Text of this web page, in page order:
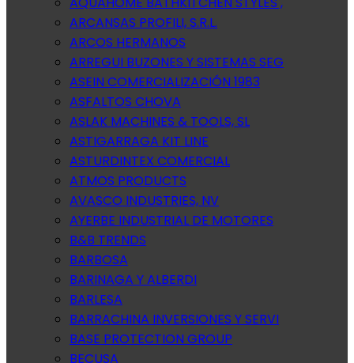
ARCANSAS PROFILI, S.R.L.
ARCOS HERMANOS
ARREGUI BUZONES Y SISTEMAS SEG
ASEIN COMERCIALIZACIÓN 1983
ASFALTOS CHOVA
ASLAK MACHINES & TOOLS, SL
ASTIGARRAGA KIT LINE
ASTURDINTEX COMERCIAL
ATMOS PRODUCTS
AVASCO INDUSTRIES, NV
AYERBE INDUSTRIAL DE MOTORES
B&B TRENDS
BARBOSA
BARINAGA Y ALBERDI
BARLESA
BARRACHINA INVERSIONES Y SERVI
BASE PROTECTION GROUP
BECUSA